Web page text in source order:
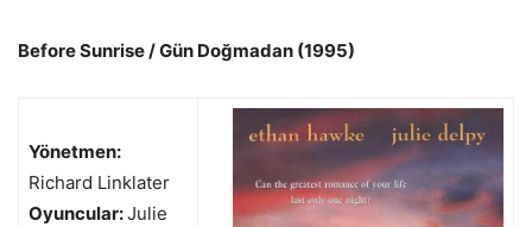
Before Sunrise / Gün Doğmadan (1995)
Yönetmen:
Richard Linklater
Oyuncular:Julie